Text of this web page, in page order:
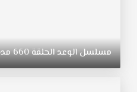
مسلسلالوعدالحلقة660